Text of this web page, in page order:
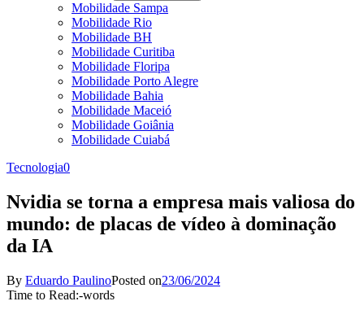
Mobilidade Sampa
Mobilidade Rio
Mobilidade BH
Mobilidade Curitiba
Mobilidade Floripa
Mobilidade Porto Alegre
Mobilidade Bahia
Mobilidade Maceió
Mobilidade Goiânia
Mobilidade Cuiabá
Tecnologia0
Nvidia se torna a empresa mais valiosa do
mundo: de placas de vídeo à dominação
da IA
By Eduardo PaulinoPosted on23/06/2024
Time to Read:-words